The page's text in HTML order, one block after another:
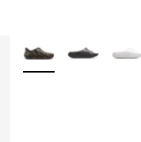
Meer kleuren